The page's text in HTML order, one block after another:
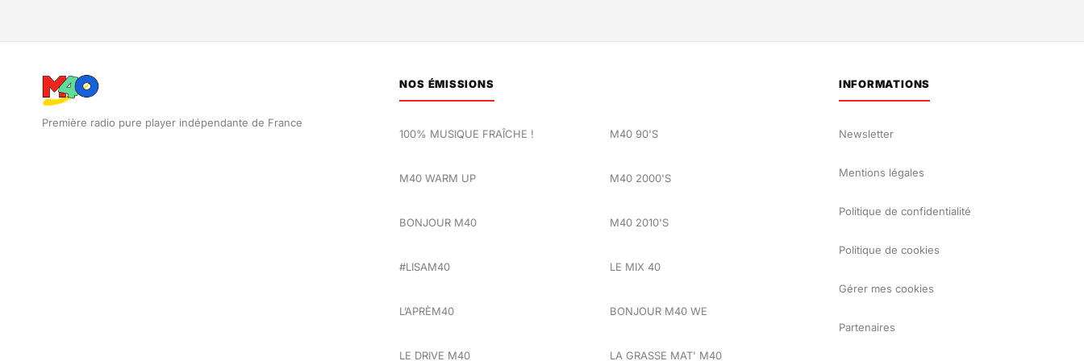
Première radio pure player indépendante de France
NOS ÉMISSIONS
100% MUSIQUE FRAÎCHE !
M40 WARM UP
BONJOUR M40
#LISAM40
L’APRÈM40
LE DRIVE M40
M40 90'S
M40 2000'S
M40 2010'S
LE MIX 40
BONJOUR M40 WE
LA GRASSE MAT' M40
INFORMATIONS
Newsletter
Mentions légales
Politique de confidentialité
Politique de cookies
Gérer mes cookies
Partenaires